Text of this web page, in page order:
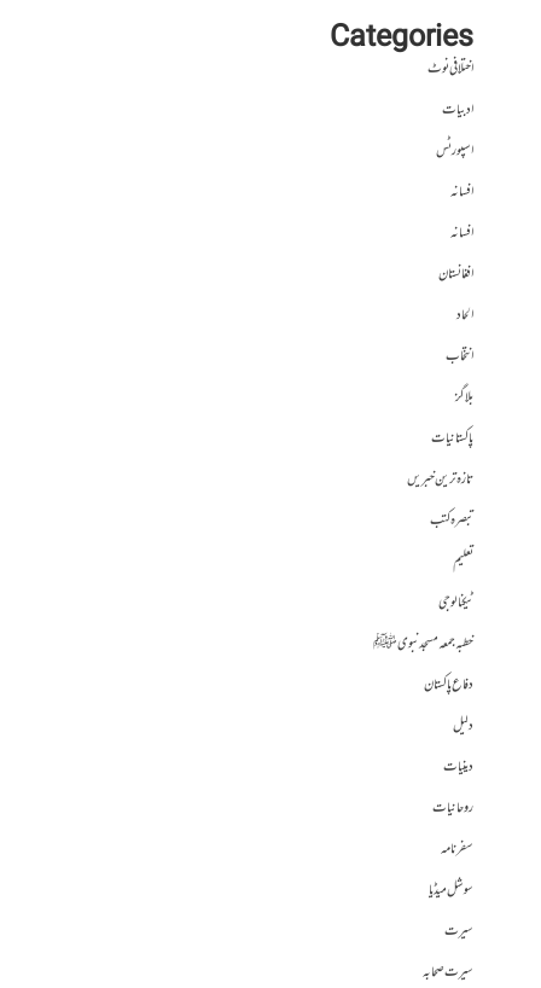
Categories
اختلافی نوٹ
ادبیات
اسپورٹس
افسانہ
افسانہ
افغانستان
الحاد
انتخاب
بلاگز
پاکستانیات
تازہ ترین خبریں
تبصرہ کتب
تعلیم
ٹیکنالوجی
خطبہ جمعہ مسجد نبوی ﷺ
دفاع پاکستان
دلیل
دینیات
روحانیات
سفرنامہ
سوشل میڈیا
سیرت
سیرت صحابہ